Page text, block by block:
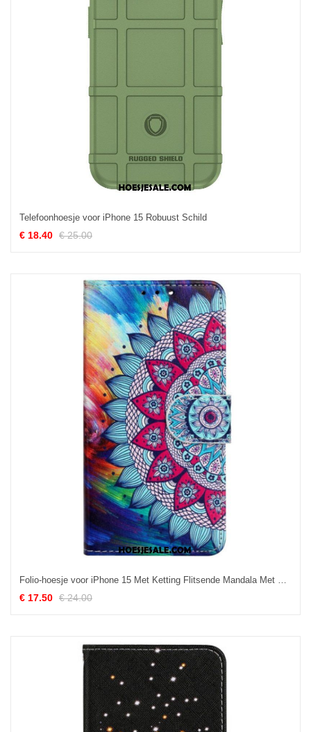
Telefoonhoesje voor iPhone 15 Robuust Schild
€ 18.40 € 25.00
Folio-hoesje voor iPhone 15 Met Ketting Flitsende Mandala Met Riempje
€ 17.50 € 24.00